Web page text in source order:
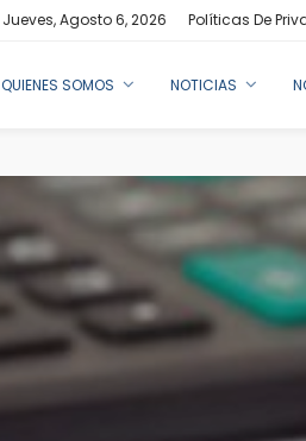
Jueves, Agosto 6, 2026 Políticas De
QUIENES SOMOS NOTICIAS